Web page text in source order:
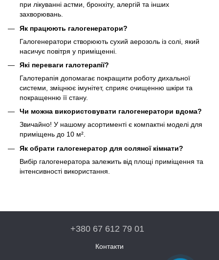
при лікуванні астми, бронхіту, алергій та інших
захворювань.
Як працюють галогенератори?
Галогенератори створюють сухий аерозоль із солі, який
насичує повітря у приміщенні.
Які переваги галотерапії?
Галотерапія допомагає покращити роботу дихальної
системи, зміцнює імунітет, сприяє очищенню шкіри та
покращенню її стану.
Чи можна використовувати галогенератори вдома?
Звичайно! У нашому асортименті є компактні моделі для
приміщень до 10 м².
Як обрати галогенератор для соляної кімнати?
Вибір галогенератора залежить від площі приміщення та
інтенсивності використання.
+380 67 612 79 01
Контакти